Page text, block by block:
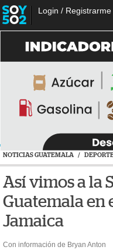
Login / Registrarme
NOTICIAS GUATEMALA /
Así vimos a la
Guatemala en
Jamaica
Con información de Bryan Anton